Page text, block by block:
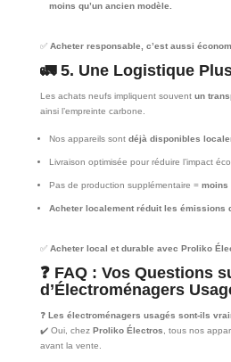
moins qu’un ancien modèle.
✅ Acheter responsable, c’est aussi
🚛 5. Une Logistique
Les achats neufs impliquent souvent un
ainsi l’empreinte carbone.
Nos appareils sont déjà disponibles
Livraison optimisée pour réduire l’impact
Pas de production supplémentaire = moins
Acheter localement réduit les émissions
✅ Acheter local et durable avec Proliko
❓ FAQ : Vos Questions
d’Électroménagers
❓ Les électroménagers usagés sont-ils
✔️ Oui, chez Proliko Électros, tous nos
avant la vente.